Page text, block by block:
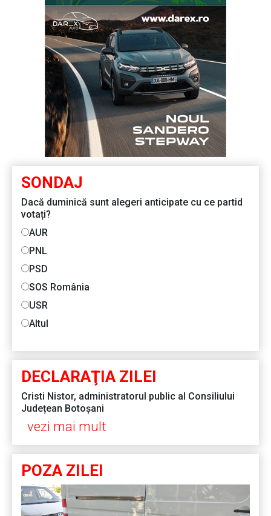
SONDAJ
Dacă duminică sunt alegeri anticipate cu ce partid
votați?
AUR
PNL
PSD
SOS România
USR
Altul
DECLARAŢIA ZILEI
Cristi Nistor, administratorul public al Consiliului
Județean Botoșani
vezi mai mult
POZA ZILEI